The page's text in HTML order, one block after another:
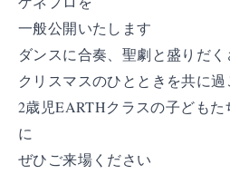
一般公開いたします
ダンスに合奏、聖劇と盛りだ
クリスマスのひとときを共に過
2歳児EARTHクラスの子ども
に
ぜひご来場ください